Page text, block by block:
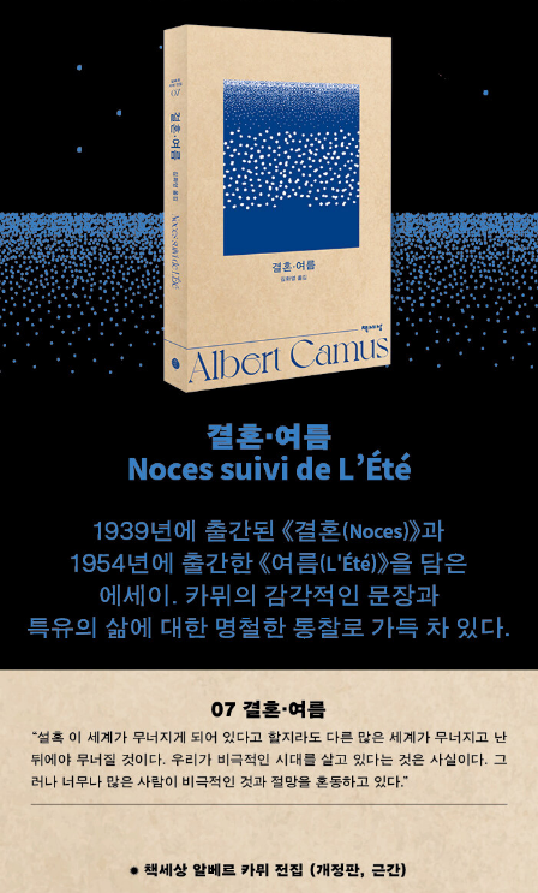
신문기자로 일했다. 한때 공산당에 가입했던 그는 비판적인 르포와
논설로 정치적인 추방을 당하기도 했고, 프랑스 사상계와 문학계를
대표했던 말로, 지드, 사르트르, 샤르 등과 교류하며 본격적인 작품 활
동에 몰입했다. 1937년 첫 산문집 《안과 겉》을 발표하고, 이듬해부
터 [알제 레퓌블리켕]의 기자로 활동하다가 1940년에 파리로 활동
무대를 옮겨 [파리수아르]의 기자가 된다. 독일에 점령당한 파리에서
검열을 피해 지방으로 옮긴 [파리수아르]를 따라 이동하는 동안에도
집필 활동에 매진한다. 초기의 작품 《표리(表裏)》(1937), 《결혼》(1
938)은 아름다운 산문으로, 그의 시인적 자질이 뚜렷하게 드러난다.
1942년 7월, 자신의 첫 소설이자 대표작이 되는 문제작 《이방인(異
邦人) L' tranger》을 발표하면서 주목받는 작가로 떠올랐다. 이즈음
레지스탕스에 가담하여 프랑스 해방 운동에 참여한 카뮈는 철학 에세
이 《시시포스 신화》(1943), 희곡 작품 「오해」(1944) 등 다양한 작
품 세계를 선보인다. 제2차 세계대전 중에는 저항운동에 참가하여 레
로서, 모든 정치 활동은 확고한 도덕적 기반을 가져야 한다는 신념에
바탕을 둔 좌파적 입장을 견지했다. 또 집단적 폭력의 공포와 악성, 부
조리함을 알레고리를 통해 형상화한 소설 《페스트》로 문학계의 대반
향을 일으켰고 1951년에는 마르크시즘과 니힐리즘에 반대하며 제3
정에 금이 가기도 했다. 하지만, 1956년 《전락》을 발표하면서 사르
트르에게 걸작이라는 찬사를 받기도 했다. 《이방인》, 《시지프의 신
화》를 발표하며 문학가를 넘어 사상가로도 인정받기 시작했고, 실존
주의자들에게 큰 영향을 주었다. 《이방인》의 주인공 뫼르소가 엄마,
무명인, 그리고 나의 ‘죽음’을 연달아 맞닥뜨리며 삶의 부조리를 고뇌